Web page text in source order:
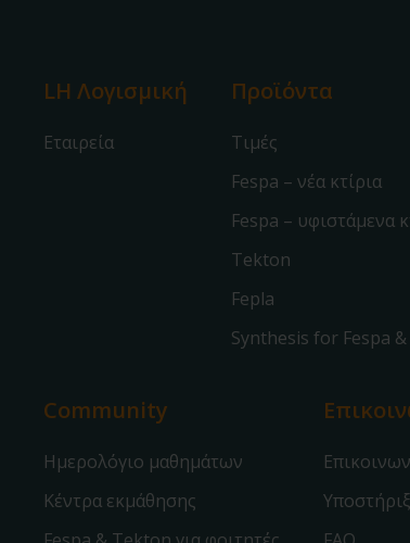
LH Λογισμική
Εταιρεία
Προϊόντα
Τιμές
Fespa – νέα κτίρια
Fespa – υφιστάμενα
Tekton
Fepla
Synthesis for Fespa
Community
Ημερολόγιο μαθημάτων
Κέντρα εκμάθησης